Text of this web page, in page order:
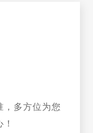
，多方位为您